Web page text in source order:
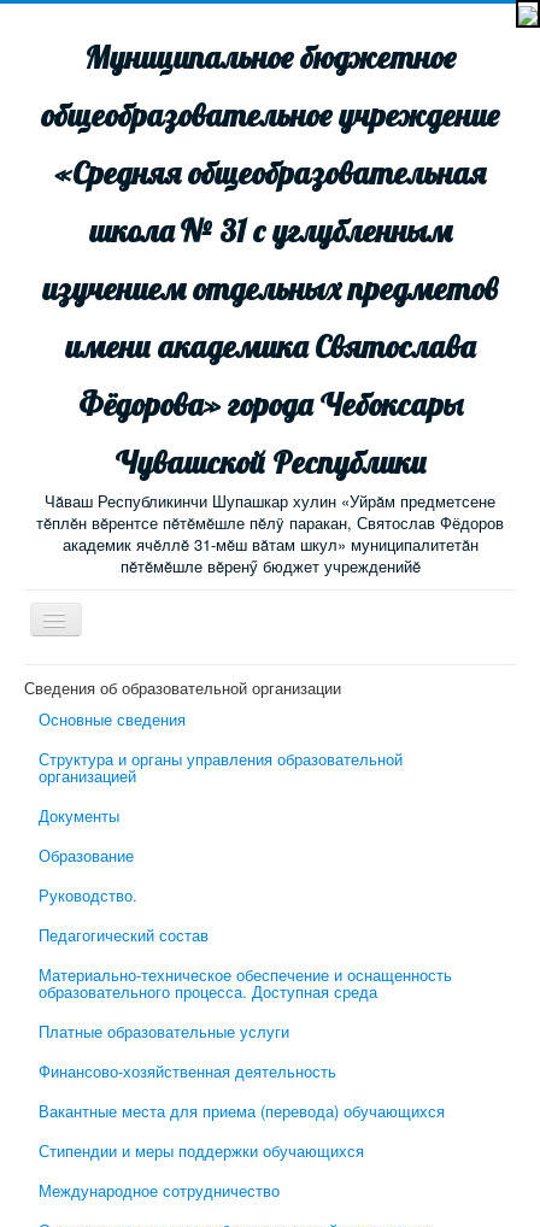
Муниципальное бюджетное
общеобразовательное учреждение
«Средняя общеобразовательная
школа № 31 с углубленным
изучением отдельных предметов
имени академика Святослава
Фёдорова» города Чебоксары
Чувашской Республики
Чăваш Республикинчи Шупашкар хулин «Уйрăм предметсене
тĕплĕн вĕрентсе пĕтĕмĕшле пĕлÿ паракан, Святослав Фёдоров
академик ячĕллĕ 31-мĕш вăтам шкул» муниципалитетăн
пĕтĕмĕшле вĕренӳ бюджет учрежденийĕ
Включить/
выключить
Новости
Электронный журнал
Родительский всеобуч
Обратная связь
Школьная психологическая помощь
Сведения об образовательной организации
Основные сведения
Структура и органы управления образовательной
организацией
Документы
Образование
Руководство.
Педагогический состав
Материально-техническое обеспечение и оснащенность
образовательного процесса. Доступная среда
Платные образовательные услуги
Финансово-хозяйственная деятельность
Вакантные места для приема (перевода) обучающихся
Стипендии и меры поддержки обучающихся
Международное сотрудничество